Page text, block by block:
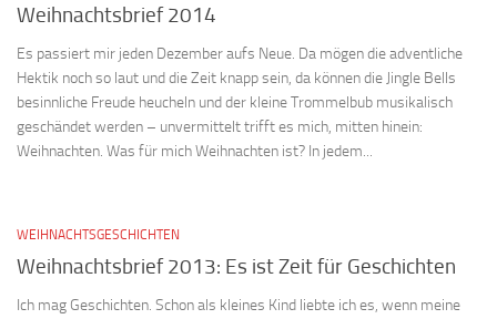
Weihnachtsbrief 2014
Es passiert mir jeden Dezember aufs Neue. Da mögen die adventliche
Hektik noch so laut und die Zeit knapp sein, da können die Jingle Bells
besinnliche Freude heucheln und der kleine Trommelbub musikalisch
geschändet werden – unvermittelt trifft es mich, mitten hinein:
Weihnachten. Was für mich Weihnachten ist? In jedem...
WEIHNACHTSGESCHICHTEN
Weihnachtsbrief 2013: Es ist Zeit für Geschichten
Ich mag Geschichten. Schon als kleines Kind liebte ich es, wenn meine